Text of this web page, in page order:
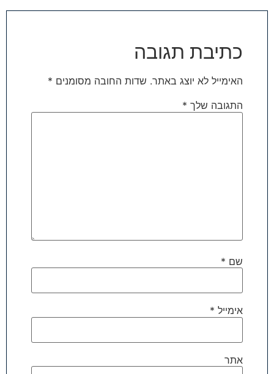
כתיבת תגובה
האימייל לא יוצג באתר. שדות החובה מסומנים *
התגובה שלך *
שם *
אימייל *
אתר